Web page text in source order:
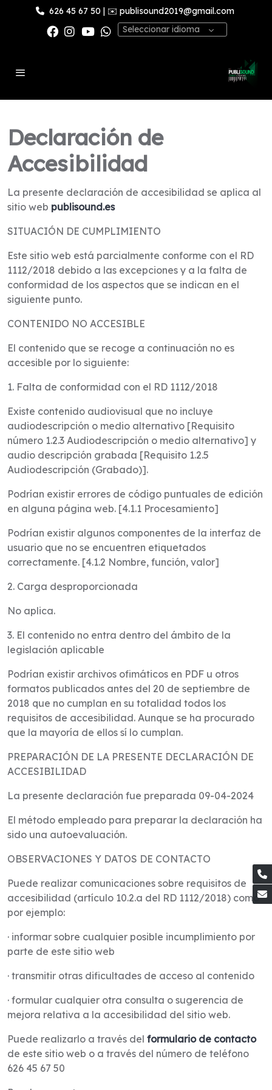
626 45 67 50 | ✉️ publisound2019@gmail.com
Seleccionar idioma
Declaración de
Accesibilidad
La presente declaración de accesibilidad se aplica al
sitio web publisound.es
SITUACIÓN DE CUMPLIMIENTO
Este sitio web está parcialmente conforme con el RD
1112/2018 debido a las excepciones y a la falta de
conformidad de los aspectos que se indican en el
siguiente punto.
CONTENIDO NO ACCESIBLE
El contenido que se recoge a continuación no es
accesible por lo siguiente:
1. Falta de conformidad con el RD 1112/2018
Existe contenido audiovisual que no incluye
audiodescripción o medio alternativo [Requisito
número 1.2.3 Audiodescripción o medio alternativo] y
audio descripción grabada [Requisito 1.2.5
Audiodescripción (Grabado)].
Podrían existir errores de código puntuales de edición
en alguna página web. [4.1.1 Procesamiento]
Podrían existir algunos componentes de la interfaz de
usuario que no se encuentren etiquetados
correctamente. [4.1.2 Nombre, función, valor]
2. Carga desproporcionada
No aplica.
3. El contenido no entra dentro del ámbito de la
legislación aplicable
Podrían existir archivos ofimáticos en PDF u otros
formatos publicados antes del 20 de septiembre de
2018 que no cumplan en su totalidad todos los
requisitos de accesibilidad. Aunque se ha procurado
que la mayoría de ellos sí lo cumplan.
PREPARACIÓN DE LA PRESENTE DECLARACIÓN DE
ACCESIBILIDAD
La presente declaración fue preparada 09-04-2024
El método empleado para preparar la declaración ha
sido una autoevaluación.
OBSERVACIONES Y DATOS DE CONTACTO
Puede realizar comunicaciones sobre requisitos de
accesibilidad (artículo 10.2.a del RD 1112/2018) como
por ejemplo:
· informar sobre cualquier posible incumplimiento por
parte de este sitio web
· transmitir otras dificultades de acceso al contenido
· formular cualquier otra consulta o sugerencia de
mejora relativa a la accesibilidad del sitio web.
Puede realizarlo a través del formulario de contacto
de este sitio web o a través del número de teléfono
626 45 67 50